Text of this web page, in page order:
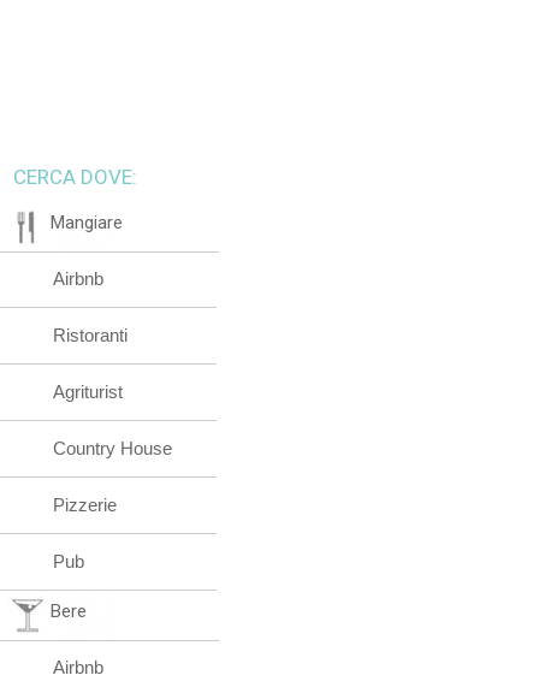
CERCA DOVE:
Mangiare
Airbnb
Ristoranti
Agriturist
Country House
Pizzerie
Pub
Bere
Airbnb